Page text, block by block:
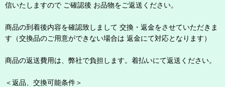
信いたしますので ご確認後 お品物をご返送ください。
商品の到着後内容を確認致しまして 交換・返金をさせていただきま
す（交換品のご用意ができない場合は 返金にて対応となります）
商品の返送費用は、弊社で負担します。着払いにて返送ください。
＜返品、交換可能条件＞